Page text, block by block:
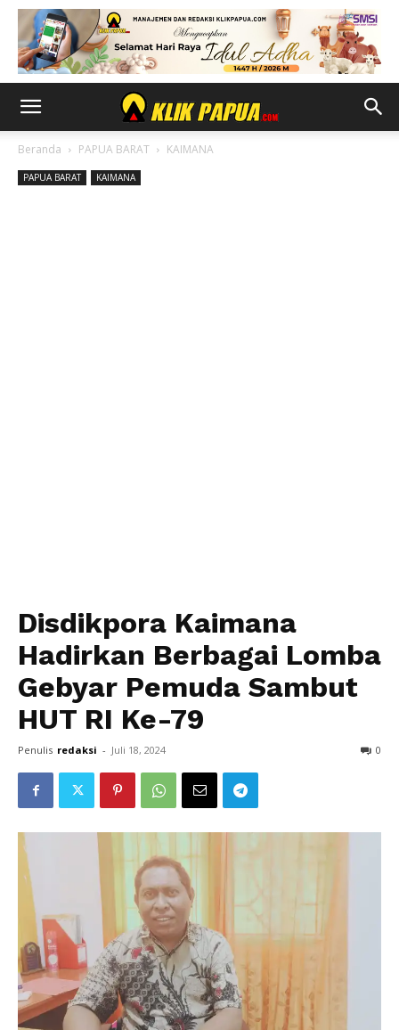
Beranda PAPUA BARAT KAIMANA
PAPUA BARAT KAIMANA
Disdikpora Kaimana
Hadirkan Berbagai Lomba
Gebyar Pemuda Sambut
HUT RI Ke-79
Penulis redaksi - Juli 18, 2024 0